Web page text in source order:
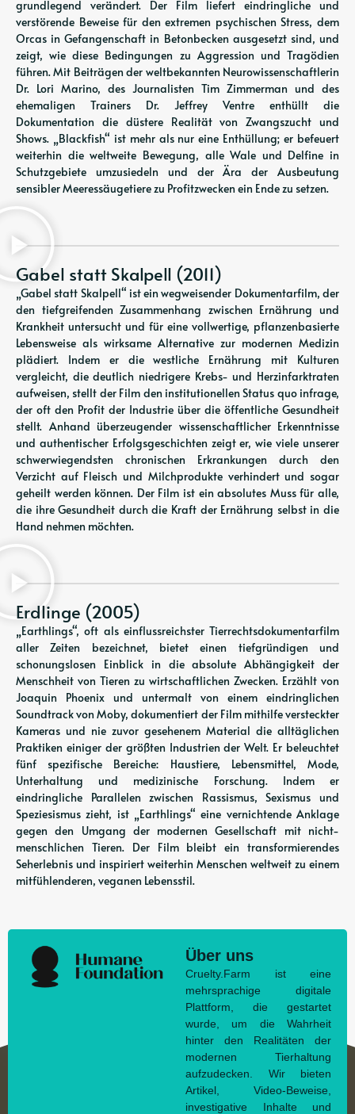
grundlegend verändert. Der Film liefert eindringliche und
verstörende Beweise für den extremen psychischen Stress, dem
Orcas in Gefangenschaft in Betonbecken ausgesetzt sind, und
zeigt, wie diese Bedingungen zu Aggression und Tragödien
führen. Mit Beiträgen der weltbekannten Neurowissenschaftlerin
Dr. Lori Marino, des Journalisten Tim Zimmerman und des
ehemaligen Trainers Dr. Jeffrey Ventre enthüllt die
Dokumentation die düstere Realität von Zwangszucht und
Shows. „Blackfish“ ist mehr als nur eine Enthüllung; er befeuert
weiterhin die weltweite Bewegung, alle Wale und Delfine in
Schutzgebiete umzusiedeln und der Ära der Ausbeutung
sensibler Meeressäugetiere zu Profitzwecken ein Ende zu setzen.
Gabel statt Skalpell (2011)
„Gabel statt Skalpell“ ist ein wegweisender Dokumentarfilm, der
den tiefgreifenden Zusammenhang zwischen Ernährung und
Krankheit untersucht und für eine vollwertige, pflanzenbasierte
Lebensweise als wirksame Alternative zur modernen Medizin
plädiert. Indem er die westliche Ernährung mit Kulturen
vergleicht, die deutlich niedrigere Krebs- und Herzinfarktraten
aufweisen, stellt der Film den institutionellen Status quo infrage,
der oft den Profit der Industrie über die öffentliche Gesundheit
stellt. Anhand überzeugender wissenschaftlicher Erkenntnisse
und authentischer Erfolgsgeschichten zeigt er, wie viele unserer
schwerwiegendsten chronischen Erkrankungen durch den
Verzicht auf Fleisch und Milchprodukte verhindert und sogar
geheilt werden können. Der Film ist ein absolutes Muss für alle,
die ihre Gesundheit durch die Kraft der Ernährung selbst in die
Hand nehmen möchten.
Erdlinge (2005)
„Earthlings“, oft als einflussreichster Tierrechtsdokumentarfilm
aller Zeiten bezeichnet, bietet einen tiefgründigen und
schonungslosen Einblick in die absolute Abhängigkeit der
Menschheit von Tieren zu wirtschaftlichen Zwecken. Erzählt von
Joaquin Phoenix und untermalt von einem eindringlichen
Soundtrack von Moby, dokumentiert der Film mithilfe versteckter
Kameras und nie zuvor gesehenem Material die alltäglichen
Praktiken einiger der größten Industrien der Welt. Er beleuchtet
fünf spezifische Bereiche: Haustiere, Lebensmittel, Mode,
Unterhaltung und medizinische Forschung. Indem er
eindringliche Parallelen zwischen Rassismus, Sexismus und
Speziesismus zieht, ist „Earthlings“ eine vernichtende Anklage
gegen den Umgang der modernen Gesellschaft mit nicht-
menschlichen Tieren. Der Film bleibt ein transformierendes
Seherlebnis und inspiriert weiterhin Menschen weltweit zu einem
mitfühlenderen, veganen Lebensstil.
Über uns
Cruelty.Farm ist eine
mehrsprachige digitale
Plattform, die gestartet
wurde, um die Wahrheit
hinter den Realitäten der
modernen Tierhaltung
aufzudecken. Wir bieten
Artikel, Video-Beweise,
investigative Inhalte und